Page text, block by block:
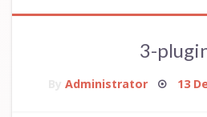
3-
Administrator 13